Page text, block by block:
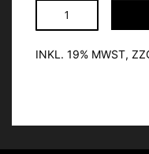
INKL. 19% MWST,